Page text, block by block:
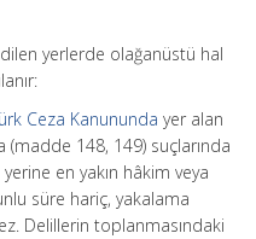
yerlerde olağanüstü hal
Ceza Kanununda yer alan
(madde 148, 149) suçlarında
en yakın hâkim veya
süre hariç, yakalama
Delillerin toplanmasındaki